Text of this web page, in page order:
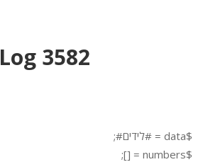
Log 3582
$data = #לידים#;
$numbers = [];